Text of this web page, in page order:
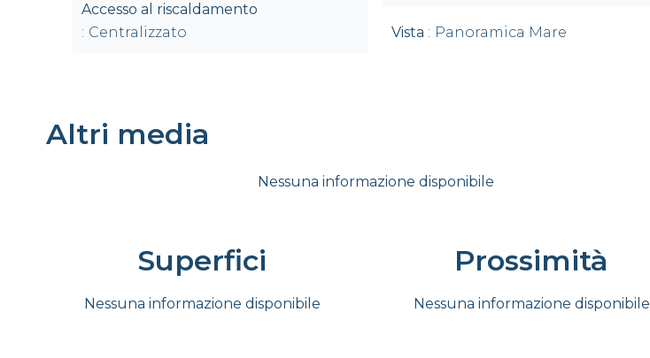
Accesso al riscaldamento
Centralizzato
Vista Panoramica Mare
Altri media
Nessuna informazione disponibile
Superfici
Nessuna informazione disponibile
Prossimità
Nessuna informazione disponibile